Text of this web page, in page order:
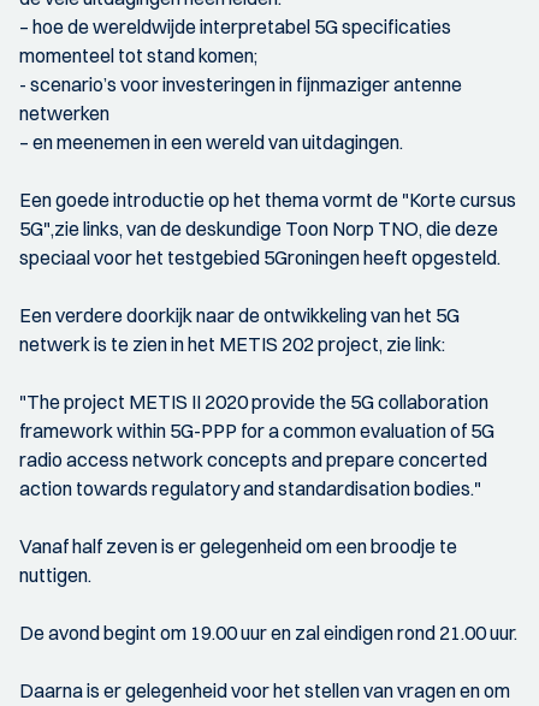
– hoe de wereldwijde interpretabel 5G specificaties
momenteel tot stand komen;
- scenario’s voor investeringen in fijnmaziger antenne
netwerken
– en meenemen in een wereld van uitdagingen.
Een goede introductie op het thema vormt de "Korte cursus
5G",zie links, van de deskundige Toon Norp TNO, die deze
speciaal voor het testgebied 5Groningen heeft opgesteld.
Een verdere doorkijk naar de ontwikkeling van het 5G
netwerk is te zien in het METIS 202 project, zie link:
"The project METIS II 2020 provide the 5G collaboration
framework within 5G-PPP for a common evaluation of 5G
radio access network concepts and prepare concerted
action towards regulatory and standardisation bodies."
Vanaf half zeven is er gelegenheid om een broodje te
nuttigen.
De avond begint om 19.00 uur en zal eindigen rond 21.00 uur.
Daarna is er gelegenheid voor het stellen van vragen en om